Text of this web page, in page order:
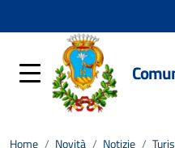
Home / Novità / Notizie /